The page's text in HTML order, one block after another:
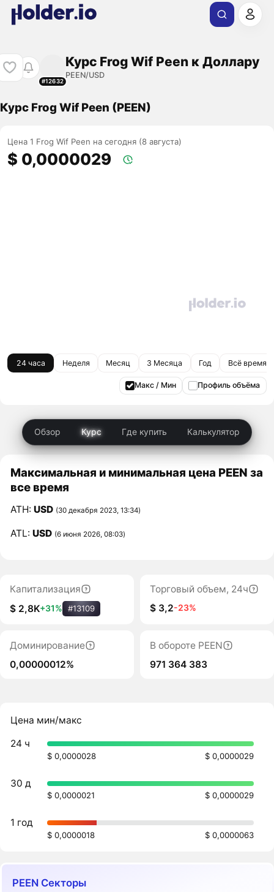
#12632
Курс Frog Wif Peen к Доллару
PEEN/USD
Курс Frog Wif Peen (PEEN)
Цена 1 Frog Wif Peen на сегодня (8 августа)
$ 0,0000029
24 часа Неделя Месяц 3 Месяца Год Всё время
Макс / Мин Профиль объёма
Обзор Курс Где купить Калькулятор
Максимальная и минимальная цена PEEN за
все время
ATH:USD (30 декабря 2023, 13:34)
ATL:USD (6 июня 2026, 08:03)
Капитализация
$ 2,8K+31% #13109
Торговый объем, 24ч
$ 3,2-23%
Доминирование
0,00000012%
В обороте PEEN
971 364 383
Цена мин/макс
24 ч
$ 0,0000028 $ 0,0000029
30 д
$ 0,0000021 $ 0,0000029
1 год
$ 0,0000018 $ 0,0000063
PEEN Секторы